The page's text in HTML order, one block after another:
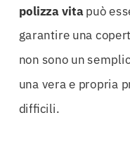
polizzavitapuò
garantire una
non sono un
una vera e propria
difficili.